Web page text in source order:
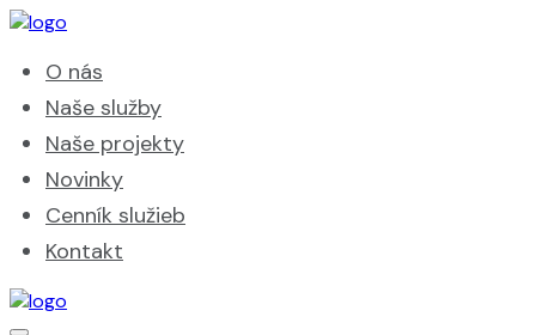
O nás
Naše služby
Naše projekty
Novinky
Cenník služieb
Kontakt